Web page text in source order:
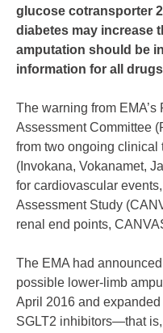
glucose cotransporter
diabetes may increase
amputation should be
information for all
The warning from
Assessment Committee
from two ongoing
(Invokana, Vokanamet,
for cardiovascular
Assessment Study
renal end points,
The EMA had
possible lower-limb
April 2016 and expanded
SGLT2 inhibitors—that